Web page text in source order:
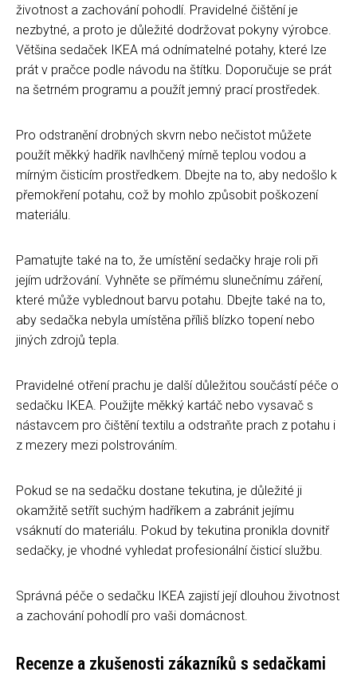
životnost a zachování pohodlí. Pravidelné čištění je
nezbytné, a proto je důležité dodržovat pokyny výrobce.
Většina sedaček IKEA má odnímatelné potahy, které lze
prát v pračce podle návodu na štítku. Doporučuje se prát
na šetrném programu a použít jemný prací prostředek.
Pro odstranění drobných skvrn nebo nečistot můžete
použít měkký hadřík navlhčený mírně teplou vodou a
mírným čisticím prostředkem. Dbejte na to, aby nedošlo k
přemokření potahu, což by mohlo způsobit poškození
materiálu.
Pamatujte také na to, že umístění sedačky hraje roli při
jejím udržování. Vyhněte se přímému slunečnímu záření,
které může vyblednout barvu potahu. Dbejte také na to,
aby sedačka nebyla umístěna příliš blízko topení nebo
jiných zdrojů tepla.
Pravidelné otření prachu je další důležitou součástí péče o
sedačku IKEA. Použijte měkký kartáč nebo vysavač s
nástavcem pro čištění textilu a odstraňte prach z potahu i
z mezery mezi polstrováním.
Pokud se na sedačku dostane tekutina, je důležité ji
okamžitě setřít suchým hadříkem a zabránit jejímu
vsáknutí do materiálu. Pokud by tekutina pronikla dovnitř
sedačky, je vhodné vyhledat profesionální čisticí službu.
Správná péče o sedačku IKEA zajistí její dlouhou životnost
a zachování pohodlí pro vaši domácnost.
Recenze a zkušenosti zákazníků s sedačkami